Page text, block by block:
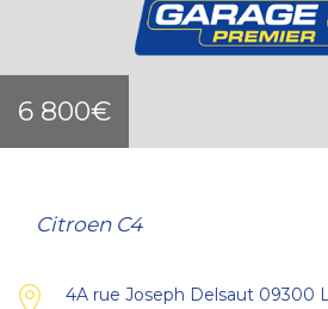
6 800€
Citroen C4
4A rue Joseph Delsaut 09300